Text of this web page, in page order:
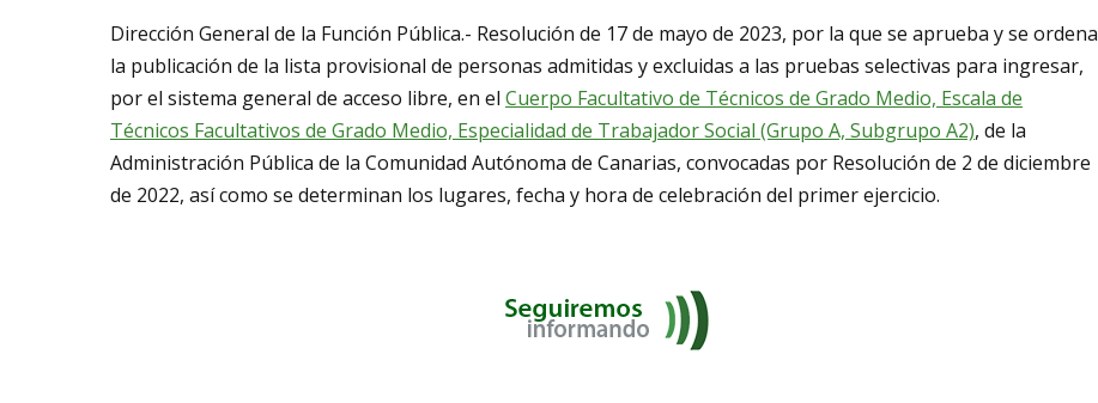
Dirección General de la Función Pública.- Resolución de 17 de mayo de 2023, por la que se aprueba y se ordena
la publicación de la lista provisional de personas admitidas y excluidas a las pruebas selectivas para ingresar,
por el sistema general de acceso libre, en el Cuerpo Facultativo de Técnicos de Grado Medio, Escala de
Técnicos Facultativos de Grado Medio, Especialidad de Trabajador Social (Grupo A, Subgrupo A2), de la
Administración Pública de la Comunidad Autónoma de Canarias, convocadas por Resolución de 2 de diciembre
de 2022, así como se determinan los lugares, fecha y hora de celebración del primer ejercicio.